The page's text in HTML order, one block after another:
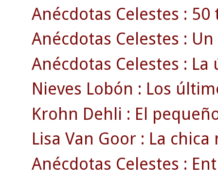
Anécdotas Celestes :
Anécdotas Celestes :
Anécdotas Celestes :
Nieves Lobón : Los
Krohn Dehli : El
Lisa Van Goor : La
Anécdotas Celestes :